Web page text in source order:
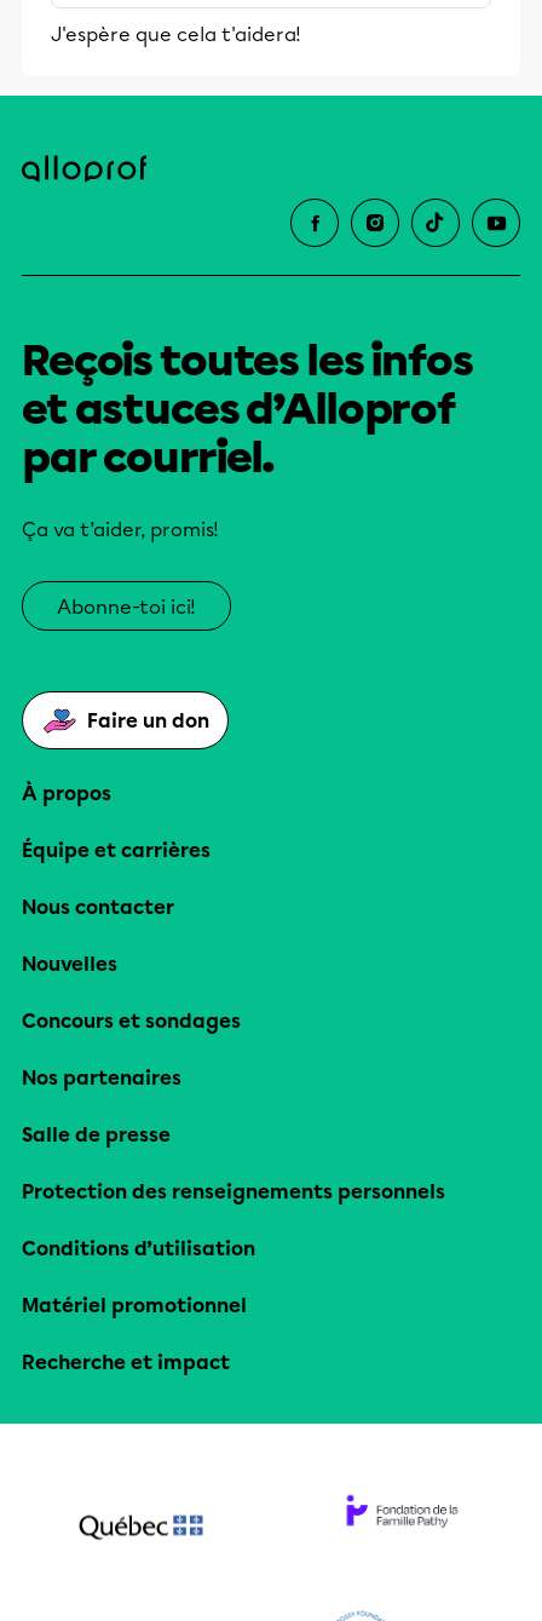
stimulants, Alloprof engage les élèves
et leurs parents dans la réussite
J'espère que cela t'aidera!
Reçois toutes les infos
et astuces d’Alloprof
par courriel.
Ça va t’aider, promis!
Abonne-toi ici!
Faire un don
À propos
Équipe et carrières
Nous contacter
Nouvelles
Concours et sondages
Nos partenaires
Salle de presse
Protection des renseignements personnels
Conditions d’utilisation
Matériel promotionnel
Recherche et impact